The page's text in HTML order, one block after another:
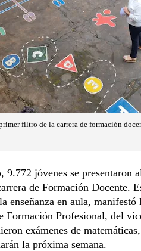
filtro de la carrera de formación
9.772 jóvenes se presentaron
de Formación Docente.
enseñanza en aula,
Formación Profesional, del
exámenes de
la próxima semana.